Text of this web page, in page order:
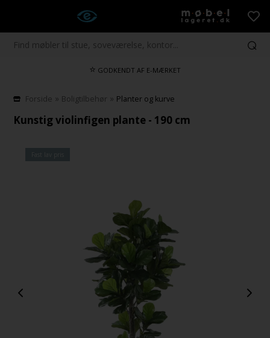
⭐ GODKENDT AF E-MÆRKET
Forside » Boligtilbehør » Planter og kurve
Kunstig violinfigen plante - 190 cm